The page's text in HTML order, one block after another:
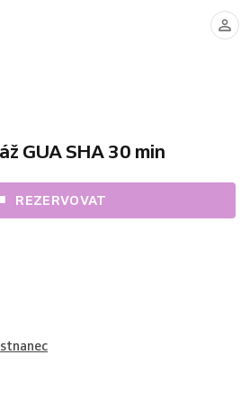
GUA SHA 30 min
REZERVOVAT